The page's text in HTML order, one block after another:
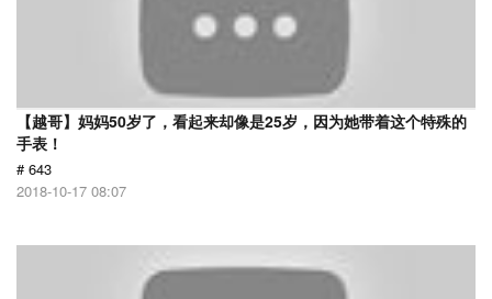
【越哥】妈妈50岁了，看起来却像是25岁，因为她带着这个特殊的
手表！
# 643
2018-10-17 08:07